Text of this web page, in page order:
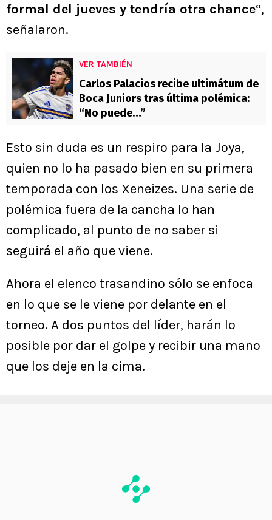
formal del jueves y tendría otra chance“,
señalaron.
VER TAMBIÉN
Carlos Palacios recibe ultimátum de
Boca Juniors tras última polémica:
“No puede…”
Esto sin duda es un respiro para la Joya,
quien no lo ha pasado bien en su primera
temporada con los Xeneizes. Una serie de
polémica fuera de la cancha lo han
complicado, al punto de no saber si
seguirá el año que viene.
Ahora el elenco trasandino sólo se enfoca
en lo que se le viene por delante en el
torneo. A dos puntos del líder, harán lo
posible por dar el golpe y recibir una mano
que los deje en la cima.